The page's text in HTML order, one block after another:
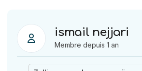
ismail nejjari
Membre depuis 1 an